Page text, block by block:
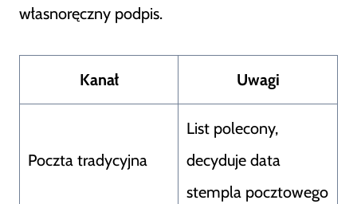
własnoręczny podpis.
Kanał Uwagi
Poczta tradycyjna
List polecony,
decyduje data
stempla pocztowego